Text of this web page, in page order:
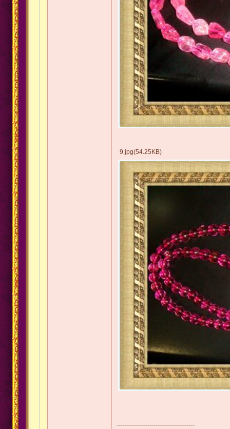
9.jpg(54.25KB)
--------------------------------------